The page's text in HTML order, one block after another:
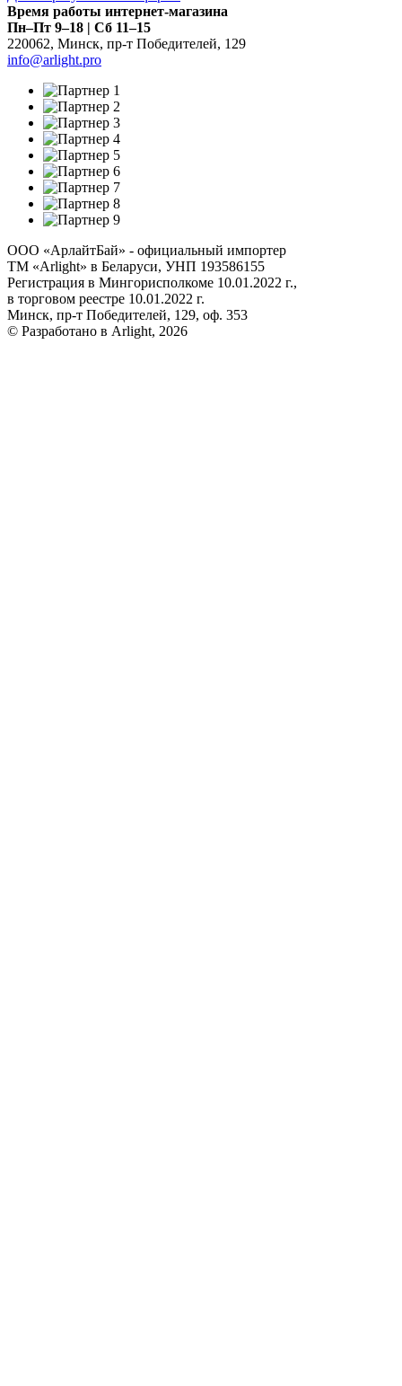
Время работы интернет-магазина
Пн–Пт 9–18 | Сб 11–15
220062, Минск, пр-т Победителей, 129
info@arlight.pro
ООО «АрлайтБай» - официальный импортер
ТМ «Arlight» в Беларуси, УНП 193586155
Регистрация в Мингорисполкоме 10.01.2022 г.,
в торговом реестре 10.01.2022 г.
Минск, пр-т Победителей, 129, оф. 353
© Разработано в Arlight, 2026